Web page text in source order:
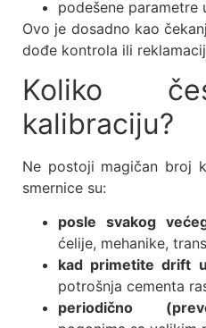
podešene parametre
Ovo je dosadno kao
dođe kontrola ili
Koliko
kalibraciju?
Ne postoji magičan broj
smernice su:
posle svakog
ćelije, mehanike,
kad primetite drift
potrošnja cementa
periodično